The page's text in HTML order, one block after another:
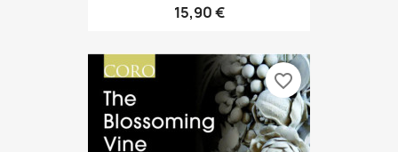
15,90 €
favorite_border